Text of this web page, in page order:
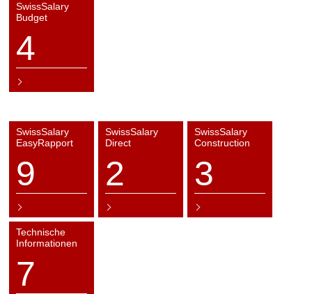
SwissSalary
Budget
4
SwissSalary
EasyRapport
9
SwissSalary
Direct
2
SwissSalary
Construction
3
Technische
Informationen
7